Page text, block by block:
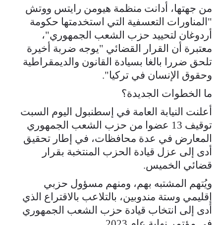
من جهتها، أدانت منظمة هيومن رايتس ووتش
"المناورات التعسفية التي استخدمتها حكومة
أردوغان لتحييد حزب الشعب الجمهوري"،
معتبرة أن القرار القضائي "يوجه ضربة أخيرة
تلحق ضررا بالغا بسيادة القانون والديمقراطية
وحقوق الإنسان في تركيا".
ما الخطوات الجديدة؟
أعلنت النيابة العامة في إسطنبول اليوم السبت
توقيف 13 عضوا من حزب الشعب الجمهوري
المعارض في عدة محافظات، في إطار تحقيق
أدى إلى عزل قيادة الحزب المنتخبة بقرار
قضائي الخميس.
ويُتهم المشتبه بهم، ومنهم مسؤول حزبي
إقليمي وستة مندوبين، بالتلاعب بالاقتراع الذي
أدى إلى انتخاب قيادة حزب الشعب الجمهوري